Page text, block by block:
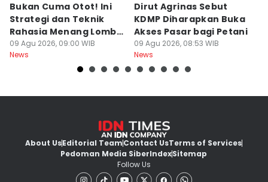
Bukan Cuma Otot! Ini
Strategi dan Teknik
Rahasia Menang Lomba
Panjat Pinang
09 Agu 2026, 09:00 WIB
News
Dirut Agrinas Sebut
KDMP Diharapkan Buka
Akses Pasar bagi Petani
09 Agu 2026, 08:53 WIB
News
About UsEditorial TeamContact UsTerms of Services
Pedoman Media SiberIndexSitemap
Follow Us